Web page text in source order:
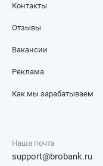
Контакты
Отзывы
Вакансии
Реклама
Как мы зарабатываем
Наша почта
support@brobank.ru